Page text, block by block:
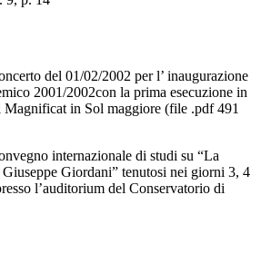
del 01/02/2002 per l’ inaugurazione
2001/2002con la prima esecuzione in
Magnificat in Sol maggiore (file .pdf 491
internazionale di studi su “La
Giordani” tenutosi nei giorni 3, 4
l’auditorium del Conservatorio di